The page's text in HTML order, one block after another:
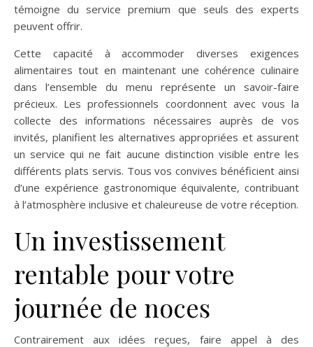
témoigne du service premium que seuls des experts
peuvent offrir.
Cette capacité à accommoder diverses exigences
alimentaires tout en maintenant une cohérence culinaire
dans l’ensemble du menu représente un savoir-faire
précieux. Les professionnels coordonnent avec vous la
collecte des informations nécessaires auprès de vos
invités, planifient les alternatives appropriées et assurent
un service qui ne fait aucune distinction visible entre les
différents plats servis. Tous vos convives bénéficient ainsi
d’une expérience gastronomique équivalente, contribuant
à l’atmosphère inclusive et chaleureuse de votre réception.
Un investissement
rentable pour votre
journée de noces
Contrairement aux idées reçues, faire appel à des